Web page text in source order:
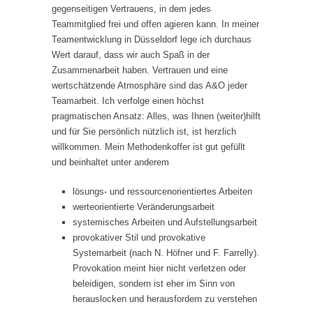
gegenseitigen Vertrauens, in dem jedes
Teammitglied frei und offen agieren kann. In meiner
Teamentwicklung in Düsseldorf lege ich durchaus
Wert darauf, dass wir auch Spaß in der
Zusammenarbeit haben. Vertrauen und eine
wertschätzende Atmosphäre sind das A&O jeder
Teamarbeit. Ich verfolge einen höchst
pragmatischen Ansatz: Alles, was Ihnen (weiter)hilft
und für Sie persönlich nützlich ist, ist herzlich
willkommen. Mein Methodenkoffer ist gut gefüllt
und beinhaltet unter anderem
lösungs- und ressourcenorientiertes Arbeiten
werteorientierte Veränderungsarbeit
systemisches Arbeiten und Aufstellungsarbeit
provokativer Stil und provokative
Systemarbeit (nach N. Höfner und F. Farrelly).
Provokation meint hier nicht verletzen oder
beleidigen, sondern ist eher im Sinn von
herauslocken und herausfordern zu verstehen